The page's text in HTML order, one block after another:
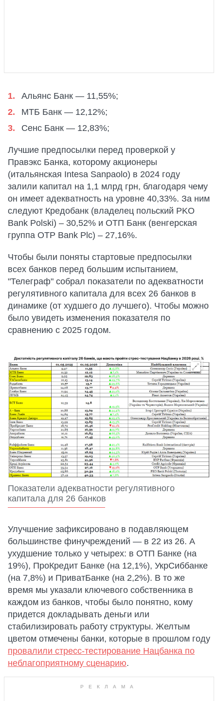
Альянс Банк — 11,55%;
МТБ Банк — 12,12%;
Сенс Банк — 12,83%;
Лучшие предпосылки перед проверкой у
Правэкс Банка, которому акционеры
(итальянская Intesa Sanpaolo) в 2024 году
залили капитал на 1,1 млрд грн, благодаря чему
он имеет адекватность на уровне 40,33%. За ним
следуют Кредобанк (владелец польский PKO
Bank Polski) – 30,52% и ОТП Банк (венгерская
группа OTP Bank Plc) – 27,16%.
Чтобы были поняты стартовые предпосылки
всех банков перед большим испытанием,
"Телеграф" собрал показатели по адекватности
регулятивного капитала для всех 26 банков в
динамике (от худшего до лучшего). Чтобы можно
было увидеть изменения показателя по
сравнению с 2025 годом.
Показатели адекватности регулятивного
капитала для 26 банков
Улучшение зафиксировано в подавляющем
большинстве финучреждений — в 22 из 26. А
ухудшение только у четырех: в ОТП Банке (на
19%), ПроКредит Банке (на 12,1%), УкрСиббанке
(на 7,8%) и ПриватБанке (на 2,2%). В то же
время мы указали ключевого собственника в
каждом из банков, чтобы было понятно, кому
придется докладывать деньги или
стабилизировать работу структуры. Желтым
цветом отмечены банки, которые в прошлом году
провалили стресс-тестирование Нацбанка по
неблагоприятному сценарию.